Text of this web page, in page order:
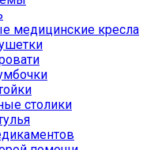
медицинские кресла
столики